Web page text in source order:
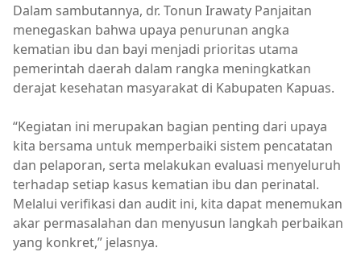
Dalam sambutannya, dr. Tonun Irawaty Panjaitan
menegaskan bahwa upaya penurunan angka
kematian ibu dan bayi menjadi prioritas utama
pemerintah daerah dalam rangka meningkatkan
derajat kesehatan masyarakat di Kabupaten Kapuas.
“Kegiatan ini merupakan bagian penting dari upaya
kita bersama untuk memperbaiki sistem pencatatan
dan pelaporan, serta melakukan evaluasi menyeluruh
terhadap setiap kasus kematian ibu dan perinatal.
Melalui verifikasi dan audit ini, kita dapat menemukan
akar permasalahan dan menyusun langkah perbaikan
yang konkret,” jelasnya.